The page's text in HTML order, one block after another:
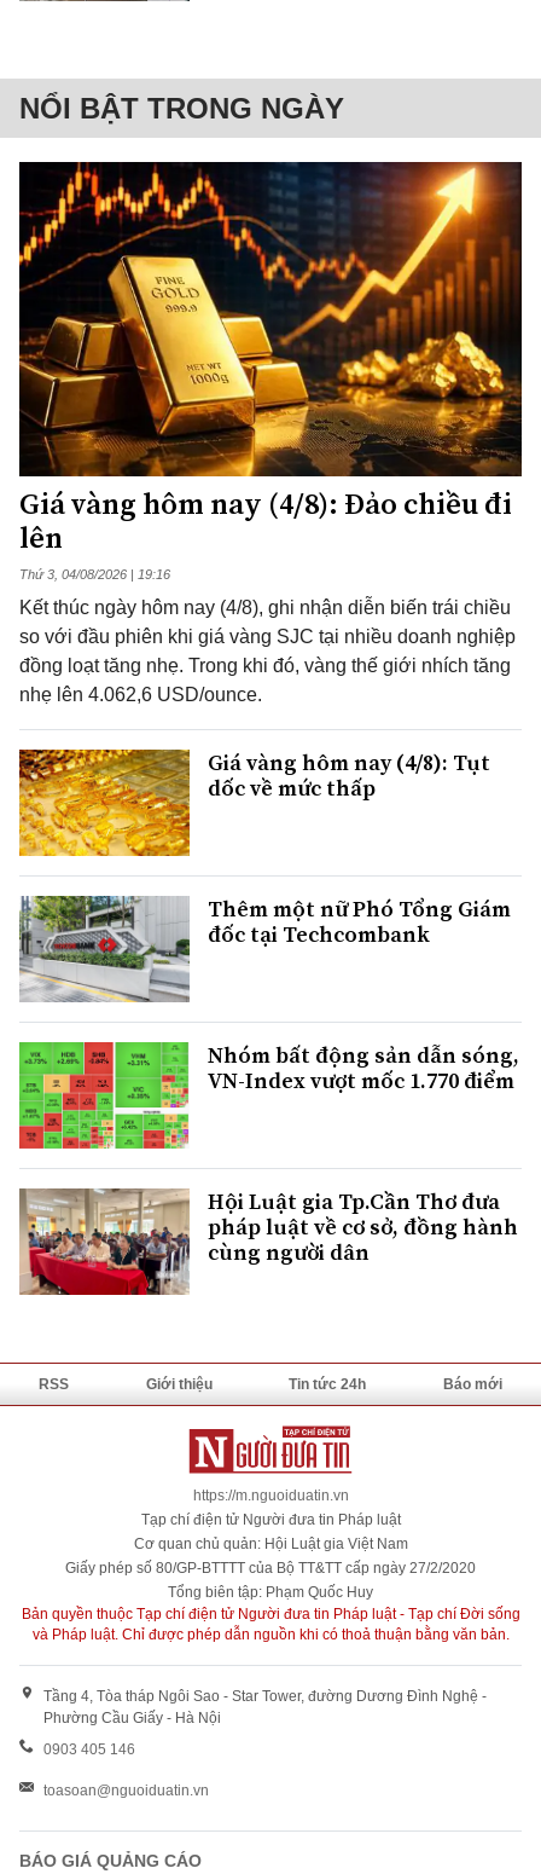
NỔI BẬT TRONG NGÀY
Giá vàng hôm nay (4/8): Đảo chiều đi
lên
Thứ 3, 04/08/2026 | 19:16
Kết thúc ngày hôm nay (4/8), ghi nhận diễn biến trái chiều
so với đầu phiên khi giá vàng SJC tại nhiều doanh nghiệp
đồng loạt tăng nhẹ. Trong khi đó, vàng thế giới nhích tăng
nhẹ lên 4.062,6 USD/ounce.
Giá vàng hôm nay (4/8): Tụt
dốc về mức thấp
Thêm một nữ Phó Tổng Giám
đốc tại Techcombank
Nhóm bất động sản dẫn sóng,
VN-Index vượt mốc 1.770 điểm
Hội Luật gia Tp.Cần Thơ đưa
pháp luật về cơ sở, đồng hành
cùng người dân
RSS Giới thiệu Tin tức 24h Báo mới
https://m.nguoiduatin.vn
Tạp chí điện tử Người đưa tin Pháp luật
Cơ quan chủ quản: Hội Luật gia Việt Nam
Giấy phép số 80/GP-BTTTT của Bộ TT&TT cấp ngày 27/2/2020
Tổng biên tập: Phạm Quốc Huy
Bản quyền thuộc Tạp chí điện tử Người đưa tin Pháp luật - Tạp chí Đời sống
và Pháp luật. Chỉ được phép dẫn nguồn khi có thoả thuận bằng văn bản.
Tầng 4, Tòa tháp Ngôi Sao - Star Tower, đường Dương Đình Nghệ -
Phường Cầu Giấy - Hà Nội
0903 405 146
toasoan@nguoiduatin.vn
BÁO GIÁ QUẢNG CÁO